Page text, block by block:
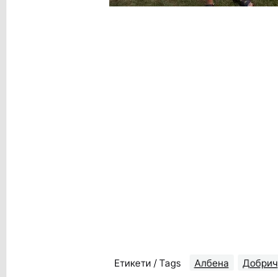
Етикети / Tags Албена Добрич